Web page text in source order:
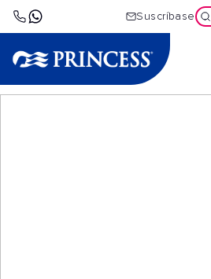
Suscríbase